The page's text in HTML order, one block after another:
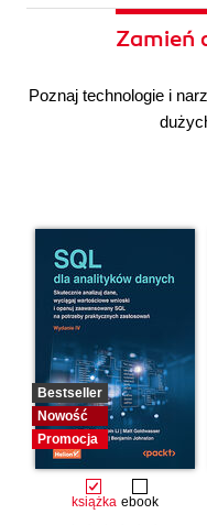
Zamień
Poznaj technologie i
Bestseller
Nowość
Promocja
książka ebook